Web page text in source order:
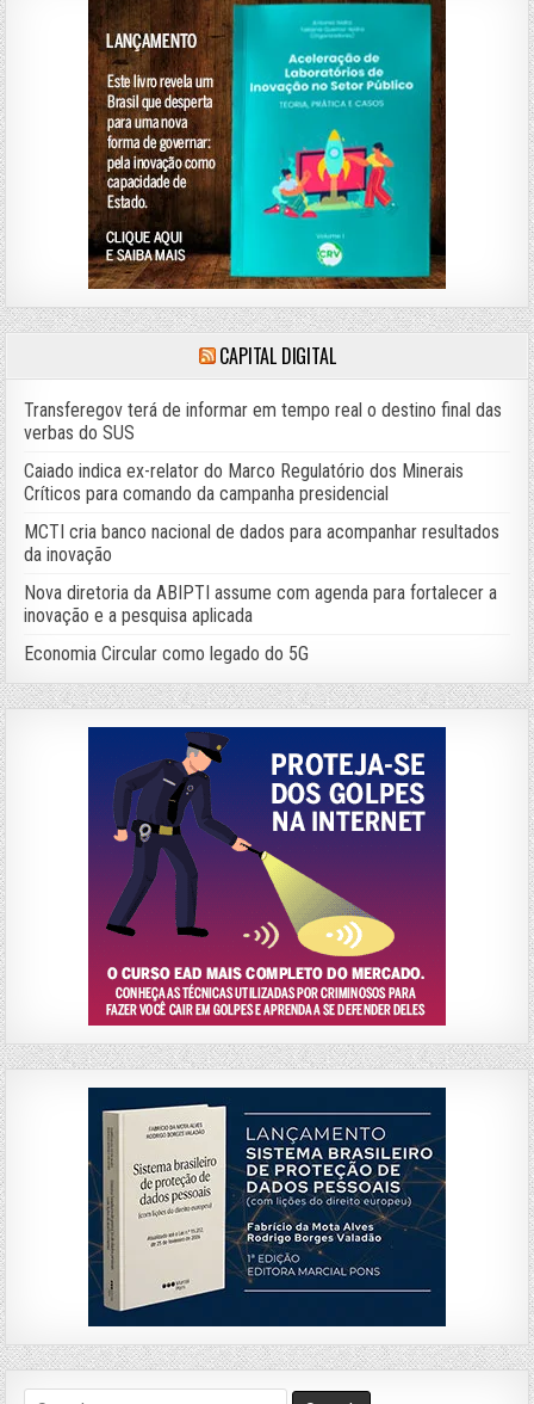
CAPITAL DIGITAL
Transferegov terá de informar em tempo real o destino final das
verbas do SUS
Caiado indica ex-relator do Marco Regulatório dos Minerais
Críticos para comando da campanha presidencial
MCTI cria banco nacional de dados para acompanhar resultados
da inovação
Nova diretoria da ABIPTI assume com agenda para fortalecer a
inovação e a pesquisa aplicada
Economia Circular como legado do 5G
Search